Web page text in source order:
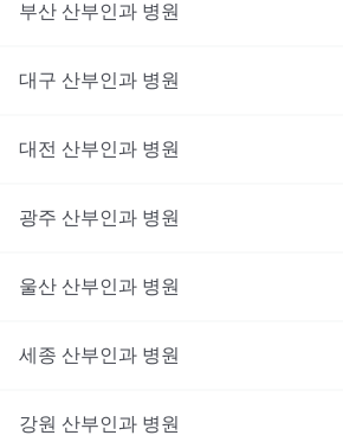
부산 산부인과 병원
대구 산부인과 병원
대전 산부인과 병원
광주 산부인과 병원
울산 산부인과 병원
세종 산부인과 병원
강원 산부인과 병원